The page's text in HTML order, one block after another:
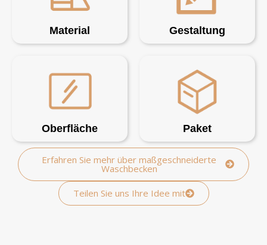
Material Gestaltung
Oberfläche Paket
Erfahren Sie mehr über maßgeschneiderte
Waschbecken
Teilen Sie uns Ihre Idee mit